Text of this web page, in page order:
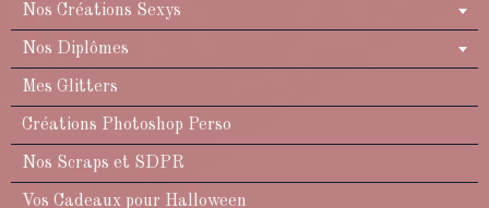
Nos Créations Sexys
Nos Diplômes
Mes Glitters
Créations Photoshop Perso
Nos Scraps et SDPR
Vos Cadeaux pour Halloween